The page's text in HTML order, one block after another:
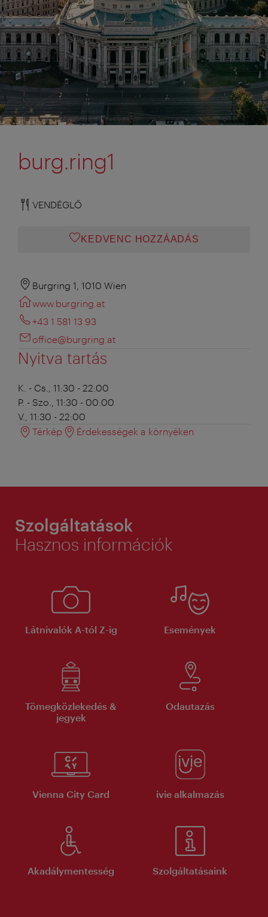
burg.ring1
VENDÉGLŐ
KEDVENC HOZZÁADÁS
Burgring 1, 1010 Wien
www.burgring.at
+43 1 581 13 93
office@burgring.at
Nyitva tartás
K. - Cs., 11:30 - 22:00
P. - Szo., 11:30 - 00:00
V., 11:30 - 22:00
Térkép
Érdekességek a környéken
Szolgáltatások
Hasznos információk
Látnivalók A-tól Z-ig Események
Tömegközlekedés &
jegyek
Odautazás
Vienna City Card ivie alkalmazás
Akadálymentesség Szolgáltatásaink